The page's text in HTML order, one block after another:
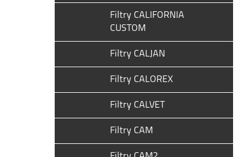
Filtry CALIFORNIA
CUSTOM
Filtry CALJAN
Filtry CALOREX
Filtry CALVET
Filtry CAM